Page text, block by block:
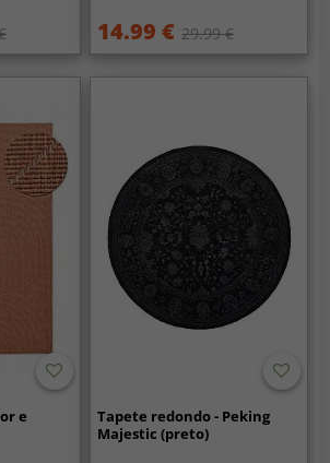
14.99 € 29.99 €
e
Tapete redondo - Peking
Majestic (preto)